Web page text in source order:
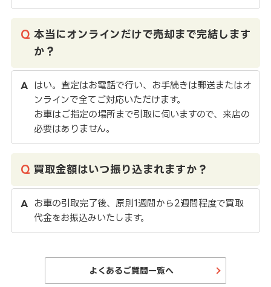
本当にオンラインだけで売却まで完結します
か？
はい。査定はお電話で行い、お手続きは郵送またはオ
ンラインで全てご対応いただけます。
お車はご指定の場所まで引取に伺いますので、来店の
必要はありません。
買取金額はいつ振り込まれますか？
お車の引取完了後、原則1週間から2週間程度で買取
代金をお振込みいたします。
よくあるご質問一覧へ